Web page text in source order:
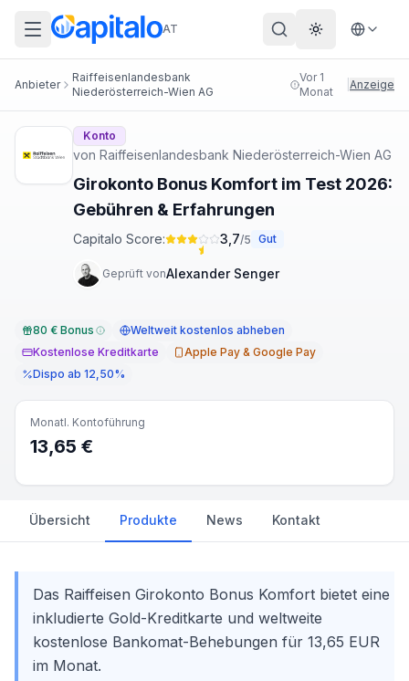
AT Theme
Anbieter
Raiffeisenlandesbank
Niederösterreich-Wien AG
Vor 1
Monat
Anzeige
Konto
von Raiffeisenlandesbank Niederösterreich-Wien AG
Girokonto Bonus Komfort im Test 2026:
Gebühren & Erfahrungen
Capitalo Score: 3,7/5 Gut
Geprüft vonAlexander Senger
80 € Bonus
Weltweit kostenlos abheben
Kostenlose Kreditkarte
Apple Pay & Google Pay
Dispo ab 12,50%
Monatl. Kontoführung
13,65 €
Übersicht Produkte News Kontakt
Das Raiffeisen Girokonto Bonus Komfort bietet eine
inkludierte Gold-Kreditkarte und weltweite
kostenlose Bankomat-Behebungen für 13,65 EUR
im Monat.